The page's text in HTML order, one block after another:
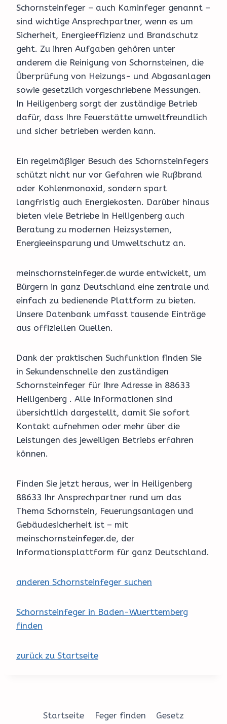
Schornsteinfeger – auch Kaminfeger genannt –
sind wichtige Ansprechpartner, wenn es um
Sicherheit, Energieeffizienz und Brandschutz
geht. Zu ihren Aufgaben gehören unter
anderem die Reinigung von Schornsteinen, die
Überprüfung von Heizungs- und Abgasanlagen
sowie gesetzlich vorgeschriebene Messungen.
In Heiligenberg sorgt der zuständige Betrieb
dafür, dass Ihre Feuerstätte umweltfreundlich
und sicher betrieben werden kann.
Ein regelmäßiger Besuch des Schornsteinfegers
schützt nicht nur vor Gefahren wie Rußbrand
oder Kohlenmonoxid, sondern spart
langfristig auch Energiekosten. Darüber hinaus
bieten viele Betriebe in Heiligenberg auch
Beratung zu modernen Heizsystemen,
Energieeinsparung und Umweltschutz an.
meinschornsteinfeger.de wurde entwickelt, um
Bürgern in ganz Deutschland eine zentrale und
einfach zu bedienende Plattform zu bieten.
Unsere Datenbank umfasst tausende Einträge
aus offiziellen Quellen.
Dank der praktischen Suchfunktion finden Sie
in Sekundenschnelle den zuständigen
Schornsteinfeger für Ihre Adresse in 88633
Heiligenberg . Alle Informationen sind
übersichtlich dargestellt, damit Sie sofort
Kontakt aufnehmen oder mehr über die
Leistungen des jeweiligen Betriebs erfahren
können.
Finden Sie jetzt heraus, wer in Heiligenberg
88633 Ihr Ansprechpartner rund um das
Thema Schornstein, Feuerungsanlagen und
Gebäudesicherheit ist – mit
meinschornsteinfeger.de, der
Informationsplattform für ganz Deutschland.
anderen Schornsteinfeger suchen
Schornsteinfeger in Baden-Wuerttemberg
finden
zurück zu Startseite
Startseite Feger finden Gesetz